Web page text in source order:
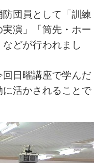
団員として「訓練
演」「筒先・ホー
どが行われまし
日曜講座で学んだ
活かされることで